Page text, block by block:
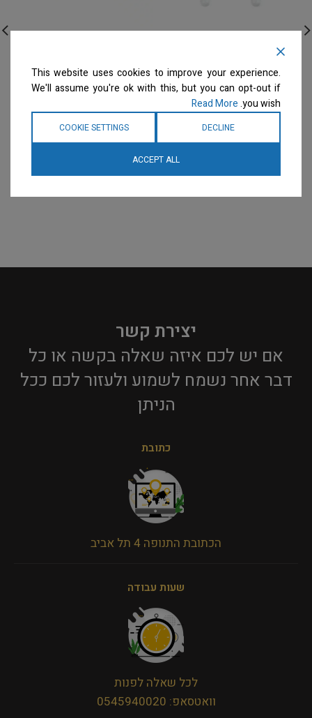
קטן
היגיינה
המחיר ייחשף רק לבעלי
מספרות רשומיםצרו קשר
למידע נוסף
Styptic Powder 14 g
היגיינה
מספרות רשומיםצרו קשר
למידע נוסף
יצירת קשר
אם יש לכם איזה שאלה בקשה או כל
דבר אחר נשמח לשמוע ולעזור לכם ככל
הניתן​
כתובת
הכתובת התנופה 4 תל אביב
שעות עבודה
לכל שאלה לפנות
וואטסאפ: 0545940020
This website uses cookies to improve your experience.
We'll assume you're ok with this, but you can opt-out if
you wish.
Read More
DECLINE
COOKIE SETTINGS
ACCEPT ALL